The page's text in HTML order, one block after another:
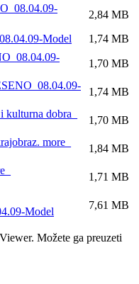
2,84 MB
Model
1,74 MB
1,70 MB
1,74 MB
dobra_
1,70 MB
more_
1,84 MB
1,71 MB
Model
7,61 MB
Možete ga preuzeti